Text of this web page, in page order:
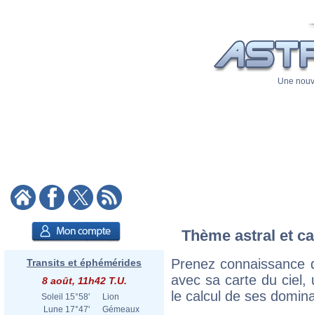
Une
Transits et éphémérides
8 août, 11h42 T.U.
Soleil 15°58'
Lion
Lune 17°47'
Gémeaux
Thème astral et
Prenez connaissance
avec sa carte du ciel,
le calcul de ses